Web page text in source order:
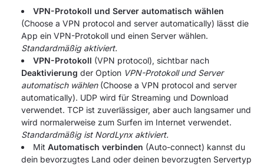
VPN-Protokoll und Server automatisch wählen
(Choose a VPN protocol and server automatically) lässt die
App ein VPN-Protokoll und einen Server wählen.
Standardmäßig aktiviert.
VPN-Protokoll (VPN protocol), sichtbar nach
Deaktivierung der Option VPN-Protokoll und Server
automatisch wählen(Choose a VPN protocol and server
automatically). UDP wird für Streaming und Download
verwendet. TCP ist zuverlässiger, aber auch langsamer und
wird normalerweise zum Surfen im Internet verwendet.
Standardmäßig ist NordLynx aktiviert.
Mit Automatisch verbinden (Auto-connect) kannst du
dein bevorzugtes Land oder deinen bevorzugten Servertyp